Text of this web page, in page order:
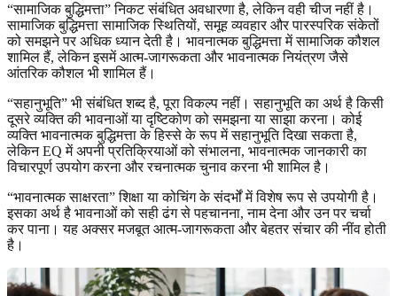
“सामाजिक बुद्धिमत्ता” निकट संबंधित अवधारणा है, लेकिन वही चीज नहीं है।
सामाजिक बुद्धिमत्ता सामाजिक स्थितियों, समूह व्यवहार और पारस्परिक संकेतों
को समझने पर अधिक ध्यान देती है। भावनात्मक बुद्धिमत्ता में सामाजिक कौशल
शामिल हैं, लेकिन इसमें आत्म-जागरूकता और भावनात्मक नियंत्रण जैसे
आंतरिक कौशल भी शामिल हैं।
“सहानुभूति” भी संबंधित शब्द है, पूरा विकल्प नहीं। सहानुभूति का अर्थ है किसी
दूसरे व्यक्ति की भावनाओं या दृष्टिकोण को समझना या साझा करना। कोई
व्यक्ति भावनात्मक बुद्धिमत्ता के हिस्से के रूप में सहानुभूति दिखा सकता है,
लेकिन EQ में अपनी प्रतिक्रियाओं को संभालना, भावनात्मक जानकारी का
विचारपूर्ण उपयोग करना और रचनात्मक चुनाव करना भी शामिल है।
“भावनात्मक साक्षरता” शिक्षा या कोचिंग के संदर्भों में विशेष रूप से उपयोगी है।
इसका अर्थ है भावनाओं को सही ढंग से पहचानना, नाम देना और उन पर चर्चा
कर पाना। यह अक्सर मजबूत आत्म-जागरूकता और बेहतर संचार की नींव होती
है।